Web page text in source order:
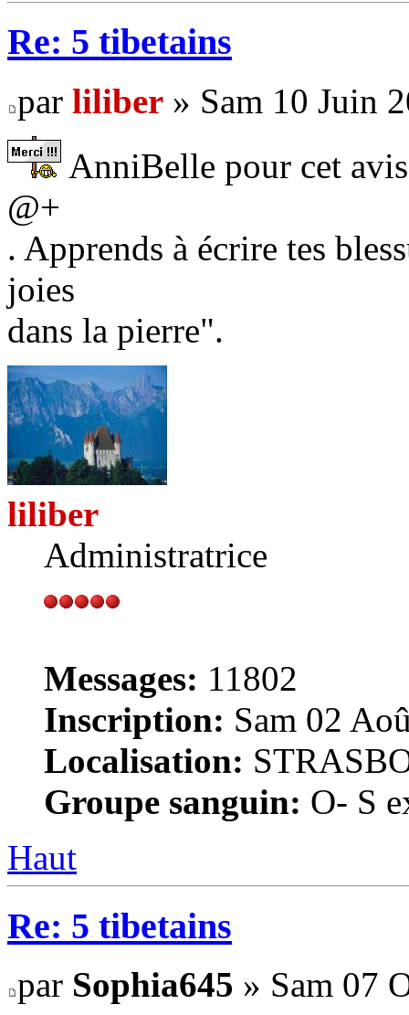
Re: 5 tibetains
par liliber » Sam 10 Juin
AnniBelle pour cet
@+
. Apprends à écrire tes
joies
dans la pierre".
liliber
Administratrice
Messages: 11802
Inscription: Sam 02
Localisation:
Groupe sanguin: O- S
Haut
Re: 5 tibetains
par Sophia645 » Sam 07